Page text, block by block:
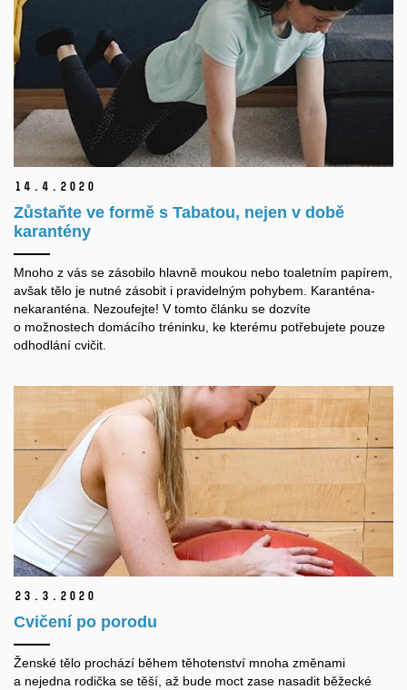
14. 4. 2020
Zůstaňte ve formě s Tabatou, nejen v době
karantény
Mnoho z vás se zásobilo hlavně moukou nebo toaletním papírem,
avšak tělo je nutné zásobit i pravidelným pohybem. Karanténa-
nekaranténa. Nezoufejte! V tomto článku se dozvíte
o možnostech domácího tréninku, ke kterému potřebujete pouze
odhodlání cvičit.
23. 3. 2020
Cvičení po porodu
Ženské tělo prochází během těhotenství mnoha změnami
a nejedna rodička se těší, až bude moct zase nasadit běžecké